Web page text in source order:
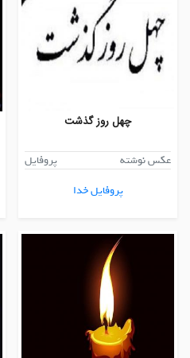
چهل روز گذشت
عکس نوشته
پروفایل
پروفایل خدا